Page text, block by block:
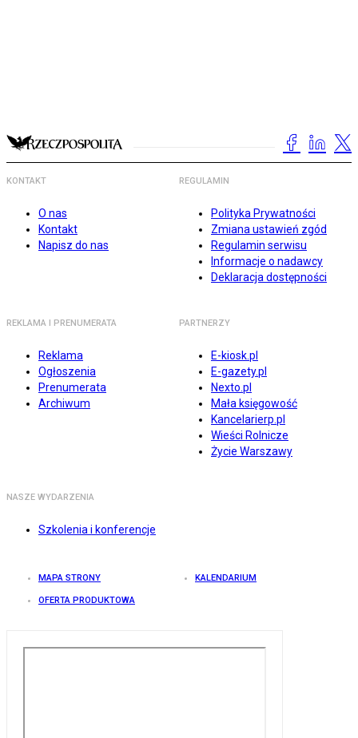
KONTAKT
O nas
Kontakt
Napisz do nas
REGULAMIN
Polityka Prywatności
Zmiana ustawień zgód
Regulamin serwisu
Informacje o nadawcy
Deklaracja dostępności
REKLAMA I PRENUMERATA
Reklama
Ogłoszenia
Prenumerata
Archiwum
PARTNERZY
E-kiosk.pl
E-gazety.pl
Nexto.pl
Mała księgowość
Kancelarierp.pl
Wieści Rolnicze
Życie Warszawy
NASZE WYDARZENIA
Szkolenia i konferencje
MAPA STRONY KALENDARIUM
OFERTA PRODUKTOWA